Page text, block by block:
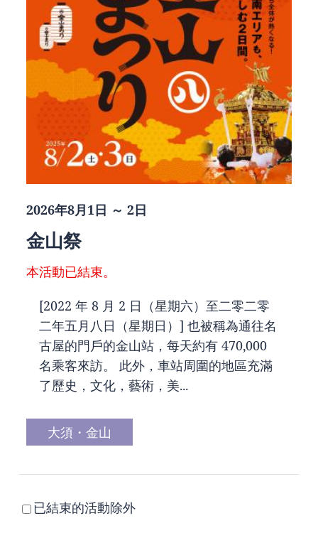
2026年8月1日 ～ 2日
金山祭
本活動已結束。
[2022 年 8 月 2 日（星期六）至二零二零
二年五月八日（星期日）] 也被稱為通往名
古屋的門戶的金山站，每天約有 470,000
名乘客來訪。 此外，車站周圍的地區充滿
了歷史，文化，藝術，美...
大須・金山
已結束的活動除外